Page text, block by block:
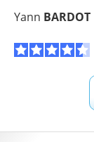
Yann BARDOT